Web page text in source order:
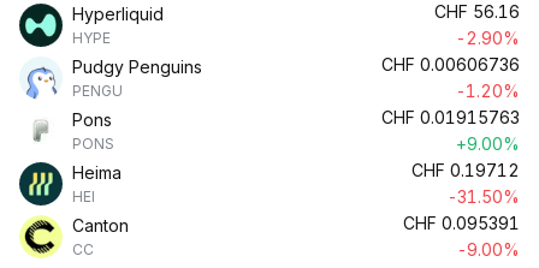
Hyperliquid
HYPE
CHF 56.16
-2.90%
Pudgy Penguins
PENGU
CHF 0.00606736
-1.20%
Pons
PONS
CHF 0.01915763
+9.00%
Heima
HEI
CHF 0.19712
-31.50%
Canton
CC
CHF 0.095391
-9.00%